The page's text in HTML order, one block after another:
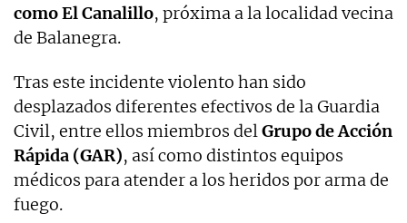
como El Canalillo, próxima a la localidad vecina
de Balanegra.
Tras este incidente violento han sido
desplazados diferentes efectivos de la Guardia
Civil, entre ellos miembros delGrupo de Acción
Rápida (GAR), así como distintos equipos
médicos para atender a los heridos por arma de
fuego.